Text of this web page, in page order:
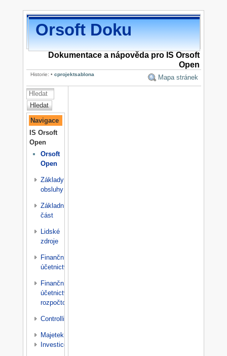
Orsoft Doku
Dokumentace a nápověda pro IS Orsoft
Open
Historie: • cprojektsablona Mapa stránek
Hledat
Navigace
IS Orsoft
Open
Orsoft
Open
Základy
obsluhy
Základní
část
Lidské
zdroje
Finanční
účetnictví
Finanční
účetnictví
rozpočtové
Controlling
Majetek
Investice